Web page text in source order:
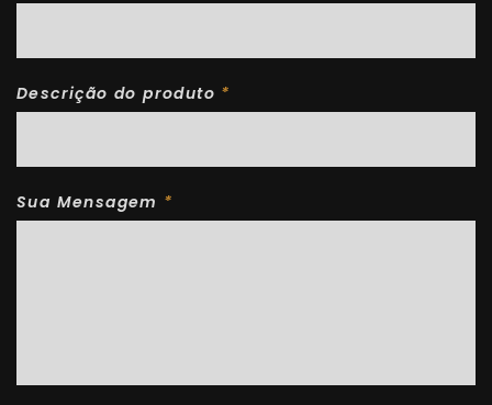
Descrição do produto *
Sua Mensagem *